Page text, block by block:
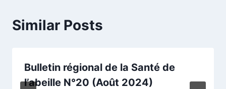
Similar Posts
Bulletin régional de la Santé de
l’abeille N°20 (Août 2024)